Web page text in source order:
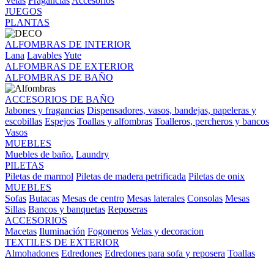
JUEGOS
PLANTAS
ALFOMBRAS DE INTERIOR
Lana LavablesYute
ALFOMBRAS DE EXTERIOR
ALFOMBRAS DE BAÑO
ACCESORIOS DE BAÑO
Jabones y fragancias Dispensadores, vasos, bandejas, papeleras y
escobillas Espejos Toallas y alfombras Toalleros, percheros y bancos
Vasos
MUEBLES
Muebles de baño. Laundry
PILETAS
Piletas de marmol Piletas de madera petrificada Piletas de onix
MUEBLES
Sofas Butacas Mesas de centro Mesas laterales Consolas Mesas
Sillas Bancos y banquetas Reposeras
ACCESORIOS
Macetas Iluminación Fogoneros Velas y decoracion
TEXTILES DE EXTERIOR
Almohadones Edredones Edredones para sofa y reposera Toallas